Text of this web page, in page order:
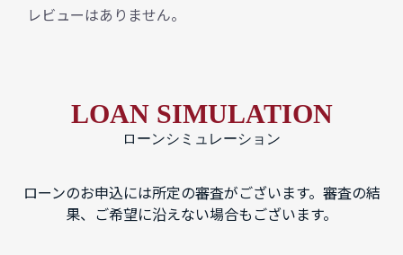
レビューはありません。
LOAN SIMULATION
ローンシミュレーション
ローンのお申込には所定の審査がございます。審査の結
果、ご希望に沿えない場合もございます。